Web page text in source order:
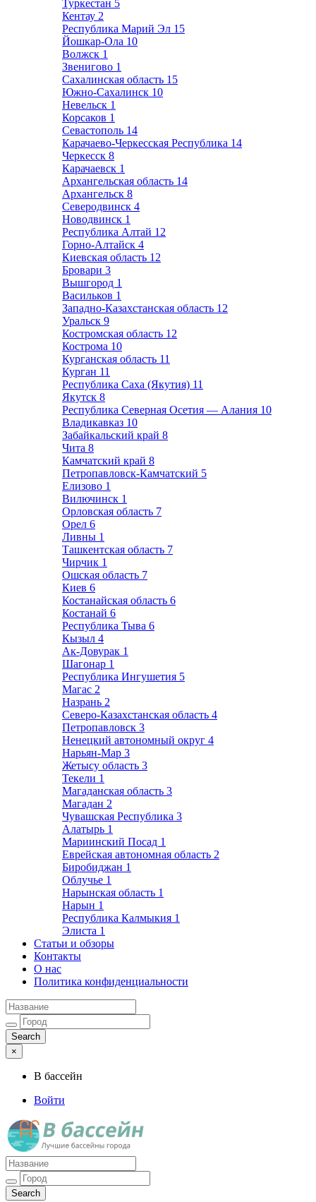
Туркестан 5
Кентау 2
Республика Марий Эл 15
Йошкар-Ола 10
Волжск 1
Звенигово 1
Сахалинская область 15
Южно-Сахалинск 10
Невельск 1
Корсаков 1
Севастополь 14
Карачаево-Черкесская Республика 14
Черкесск 8
Карачаевск 1
Архангельская область 14
Архангельск 8
Северодвинск 4
Новодвинск 1
Республика Алтай 12
Горно-Алтайск 4
Киевская область 12
Бровари 3
Вышгород 1
Васильков 1
Западно-Казахстанская область 12
Уральск 9
Костромская область 12
Кострома 10
Курганская область 11
Курган 11
Республика Саха (Якутия) 11
Якутск 8
Республика Северная Осетия — Алания 10
Владикавказ 10
Забайкальский край 8
Чита 8
Камчатский край 8
Петропавловск-Камчатский 5
Елизово 1
Вилючинск 1
Орловская область 7
Орел 6
Ливны 1
Ташкентская область 7
Чирчик 1
Ошская область 7
Киев 6
Костанайская область 6
Костанай 6
Республика Тыва 6
Кызыл 4
Ак-Довурак 1
Шагонар 1
Республика Ингушетия 5
Магас 2
Назрань 2
Северо-Казахстанская область 4
Петропавловск 3
Ненецкий автономный округ 4
Нарьян-Мар 3
Жетысу область 3
Текели 1
Магаданская область 3
Магадан 2
Чувашская Республика 3
Алатырь 1
Мариинский Посад 1
Еврейская автономная область 2
Биробиджан 1
Облучье 1
Нарынская область 1
Нарын 1
Республика Калмыкия 1
Элиста 1
Статьи и обзоры
Контакты
О нас
Политика конфиденциальности
×
В бассейн
Войти
Лучшие бассейны города